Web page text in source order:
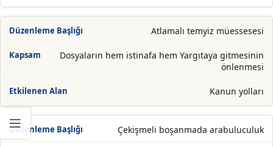
Atlamalı temyiz müessesesi
Dosyaların hem istinafa hem Yargıtaya gitmesinin
önlenmesi
Kanun yolları
Çekişmeli boşanmada arabuluculuk